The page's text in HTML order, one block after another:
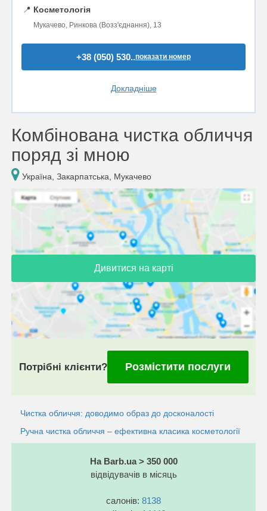
📍 Косметологія
Мукачево, Ринкова (Возз'єднання), 13
+38 (050) 530..показати номер
Докладніше
Комбінована чистка обличчя
поряд зі мною
Україна, Закарпатська, Мукачево
Дивитися на карті
Потрібні клієнти? Розмістити послуги
Чистка обличчя: доводимо образ до досконалості
Ручна чистка обличчя – ефективна класика косметології
На Barb.ua > 350 000
відвідувачів в місяць
салонів: 8138